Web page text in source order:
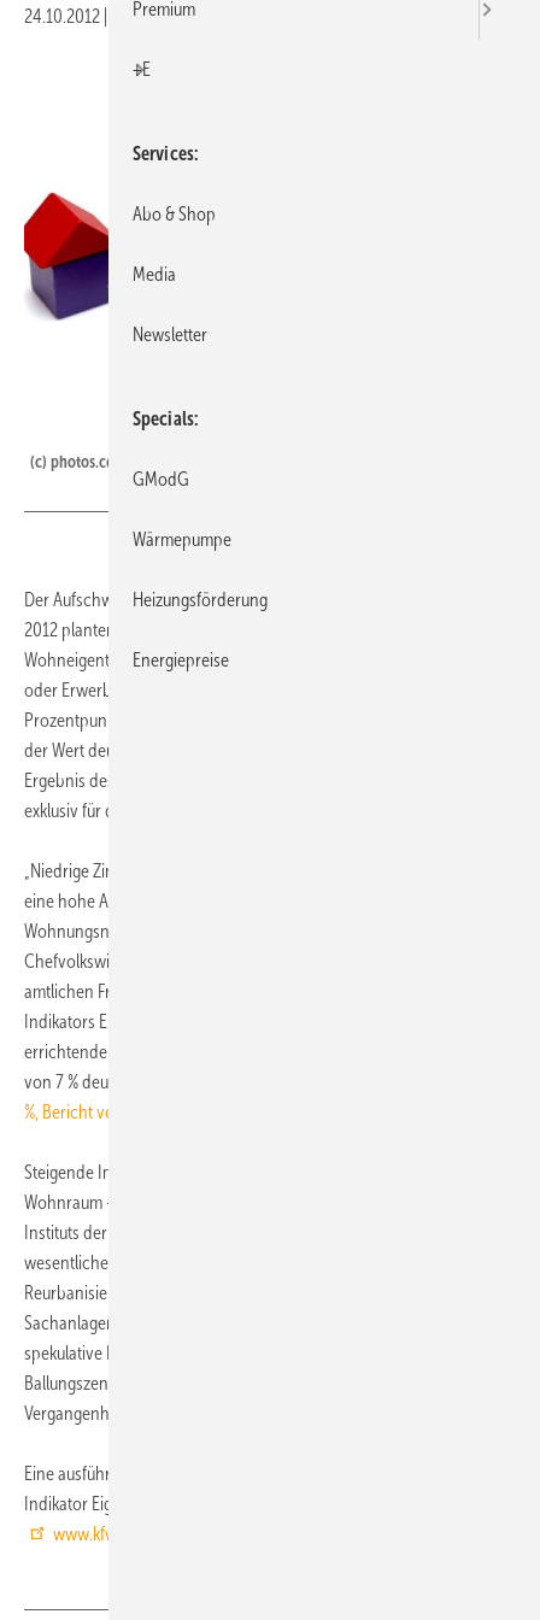
24.10.2012 Druckvorschau
(c) photos.com / HuiTuan Wang
Der Aufschwung im Wohnungsneubau setzt sich fort: Im September
2012 planten saisonbereinigt 34 % der von der KfW im Rahmen ihres
Wohneigentumsprogramms geförderten Kreditnehmer den Neubau
oder Erwerb eines neu gebauten Eigenheims – das sind 1,7
Prozentpunkte mehr als im Vormonat. Mit 4,8 Prozentpunkten liegt
der Wert deutlich über dem des Vorjahresmonats. Dies ist das
Ergebnis des KfW-Indikators Eigenheimbau, den die KfW regelmäßig
exklusiv für die „Wirtschaftswoche“ berechnet.
„Niedrige Zinsen, ein stabiler Arbeitsmarkt, steigende Reallöhne sowie
eine hohe Anlegerpräferenz für Sachwerte fördern die
Wohnungsneubauaktivitäten“, kommentierte Dr. Jörg Zeuner, neuer
Chefvolkswirt der KfW Bankengruppe, die aktuellen Zahlen. Die
amtlichen Frühindikatoren bestätigen den positiven Ausblick des KfW-
Indikators Eigenheimbau: Die Zahl der Baugenehmigungen für neu zu
errichtende Wohnungen lag von Januar bis Juli 2012 mit einem Plus
von 7 % deutlich über dem Wert des Vorjahres (
%, Bericht von TGA Fachplaner
Steigende Immobilienpreise reflektieren die hohe Nachfrage nach
Wohnraum – vor allem in den Ballungszentren. Laut einer Studie des
Instituts der deutschen Wirtschaft Köln (Juli 2012) gelten als
wesentliche Treiber dieser aufwärtsgerichteten Preisentwicklung
Reurbanisierungsprozesse sowie der Anlegerwunsch nach
Sachanlagen. Derzeit gibt es laut KfW jedoch keine Anzeichen für eine
spekulative Blase im bundesdeutschen Immobilienmarkt. In einzelnen
Ballungszentren würden die Preise allerdings schneller als in der
Vergangenheit steigen. ■
Eine ausführliche Analyse mit Datentabelle und Grafiken zum KfW-
Indikator Eigenheimbau ist unter
www.kfw.de/eigenheimbauindikator
Premium
+E
Services
Abo & Shop
Media
Newsletter
Specials
GModG
Wärmepumpe
Heizungsförderung
Energiepreise